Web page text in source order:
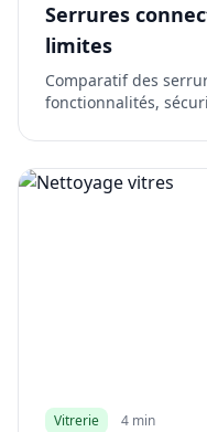
Serrures
limites
Comparatif des
fonctionnalités,
Vitrerie 4 min